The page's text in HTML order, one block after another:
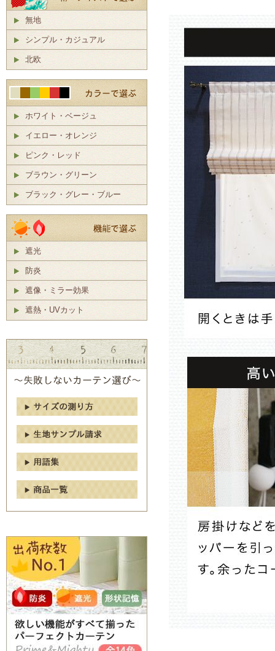
無地
シンプル・カジュアル
北欧
ホワイト・ベージュ
イエロー・オレンジ
ピンク・レッド
ブラウン・グリーン
ブラック・グレー・ブルー
遮光
防炎
遮像・ミラー効果
遮熱・UVカット